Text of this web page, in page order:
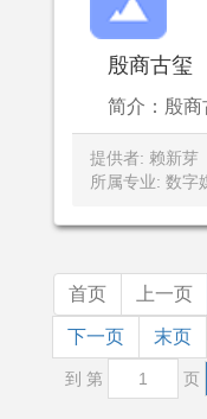
殷商古玺
简介：殷商
提供者: 赖新芽
所属专业: 数字
首页 上一页
下一页 末页
到 第 页